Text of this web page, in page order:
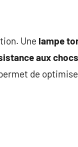
Une lampe
aux chocs
de